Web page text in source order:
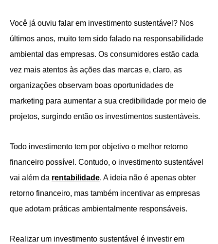
Você já ouviu falar em investimento sustentável? Nos
últimos anos, muito tem sido falado na responsabilidade
ambiental das empresas. Os consumidores estão cada
vez mais atentos às ações das marcas e, claro, as
organizações observam boas oportunidades de
marketing para aumentar a sua credibilidade por meio de
projetos, surgindo então os investimentos sustentáveis.
Todo investimento tem por objetivo o melhor retorno
financeiro possível. Contudo, o investimento sustentável
vai além da rentabilidade. A ideia não é apenas obter
retorno financeiro, mas também incentivar as empresas
que adotam práticas ambientalmente responsáveis.
Realizar um investimento sustentável é investir em